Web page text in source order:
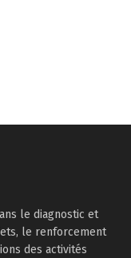
le diagnostic et
le renforcement
des activités